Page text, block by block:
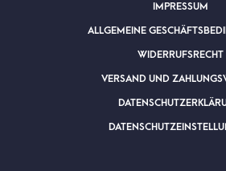
IMPRESSUM
ALLGEMEINE
WIDERRUFSRECHT
VERSAND UND